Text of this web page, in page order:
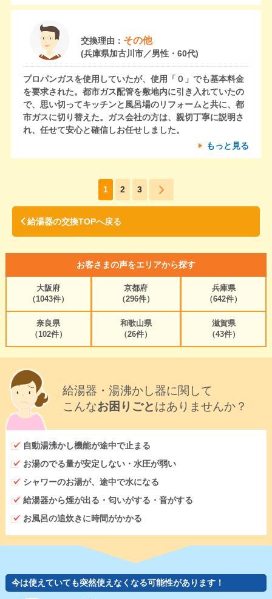
交換理由： その他
(兵庫県加古川市／男性・60代)
プロパンガスを使用していたが、使用「０」でも基本料金
を要求された。都市ガス配管を敷地内に引き入れていたの
で、思い切ってキッチンと風呂場のリフォームと共に、都
市ガスに切り替えた。ガス会社の方は、親切丁寧に説明さ
れ、任せて安心と確信しお任せしました。
もっと見る
1 2 3
給湯器の交換TOPへ戻る
お客さまの声をエリアから探す
大阪府
（1043件）
京都府
（296件）
兵庫県
（642件）
奈良県
（102件）
和歌山県
（26件）
滋賀県
（43件）
給湯器・湯沸かし器に関して
こんなお困りごとはありませんか？
自動湯沸かし機能が途中で止まる
お湯のでる量が安定しない・水圧が弱い
シャワーのお湯が、途中で水になる
給湯器から煙が出る・匂いがする・音がする
お風呂の追炊きに時間がかかる
今は使えていても突然使えなくなる可能性があります！